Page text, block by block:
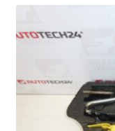
Contatto
Pagamenti
Politica sulla